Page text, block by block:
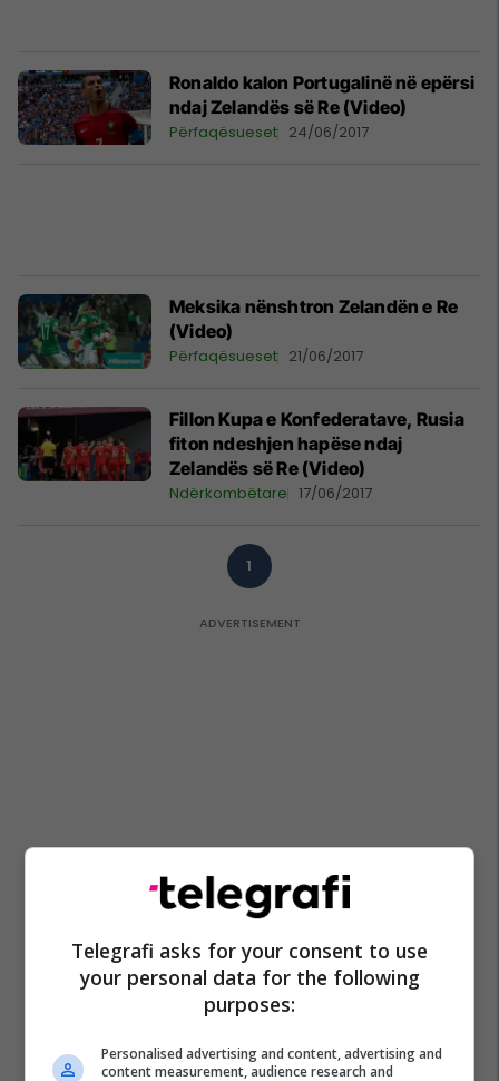
Ronaldo kalon Portugalinë në epërsi
ndaj Zelandës së Re (Video)
Përfaqësueset 24/06/2017
Meksika nënshtron Zelandën e Re
(Video)
Përfaqësueset 21/06/2017
Fillon Kupa e Konfederatave, Rusia
fiton ndeshjen hapëse ndaj
Zelandës së Re (Video)
Ndërkombëtare 17/06/2017
1
Telegrafi asks for your consent to use
your personal data for the following
purposes:
Personalised advertising and content, advertising and
content measurement, audience research and